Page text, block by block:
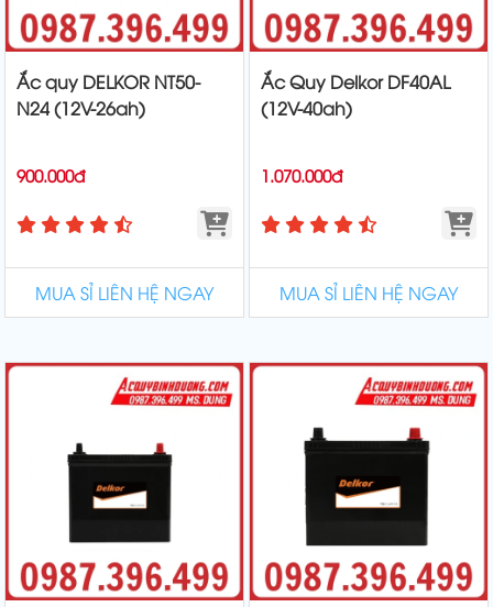
Ắc quy DELKOR NT50-
N24 (12V-26ah)
900.000đ
MUA SỈ LIÊN HỆ NGAY
Ắc Quy Delkor DF40AL
(12V-40ah)
1.070.000đ
MUA SỈ LIÊN HỆ NGAY